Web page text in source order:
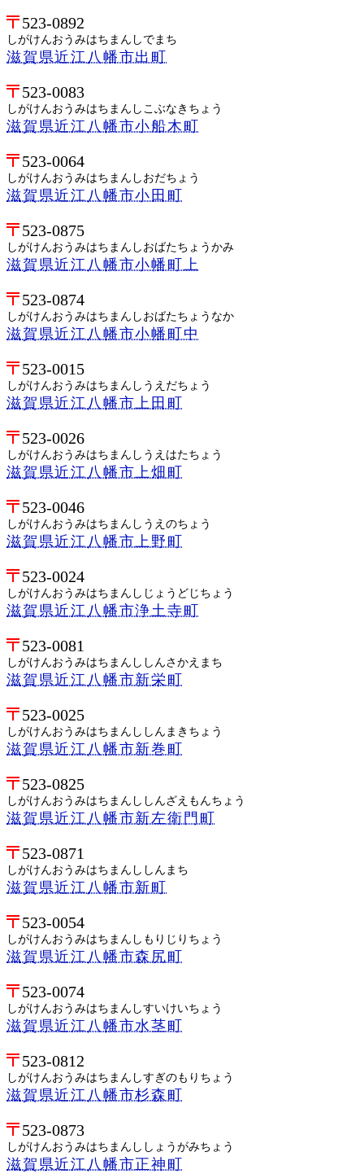
523-0892
しがけんおうみはちまんしでまち
滋賀県近江八幡市出町
523-0083
しがけんおうみはちまんしこぶなきちょう
滋賀県近江八幡市小船木町
523-0064
しがけんおうみはちまんしおだちょう
滋賀県近江八幡市小田町
523-0875
しがけんおうみはちまんしおばたちょうかみ
滋賀県近江八幡市小幡町上
523-0874
しがけんおうみはちまんしおばたちょうなか
滋賀県近江八幡市小幡町中
523-0015
しがけんおうみはちまんしうえだちょう
滋賀県近江八幡市上田町
523-0026
しがけんおうみはちまんしうえはたちょう
滋賀県近江八幡市上畑町
523-0046
しがけんおうみはちまんしうえのちょう
滋賀県近江八幡市上野町
523-0024
しがけんおうみはちまんしじょうどじちょう
滋賀県近江八幡市浄土寺町
523-0081
しがけんおうみはちまんししんさかえまち
滋賀県近江八幡市新栄町
523-0025
しがけんおうみはちまんししんまきちょう
滋賀県近江八幡市新巻町
523-0825
しがけんおうみはちまんししんざえもんちょう
滋賀県近江八幡市新左衛門町
523-0871
しがけんおうみはちまんししんまち
滋賀県近江八幡市新町
523-0054
しがけんおうみはちまんしもりじりちょう
滋賀県近江八幡市森尻町
523-0074
しがけんおうみはちまんしすいけいちょう
滋賀県近江八幡市水茎町
523-0812
しがけんおうみはちまんしすぎのもりちょう
滋賀県近江八幡市杉森町
523-0873
しがけんおうみはちまんししょうがみちょう
滋賀県近江八幡市正神町